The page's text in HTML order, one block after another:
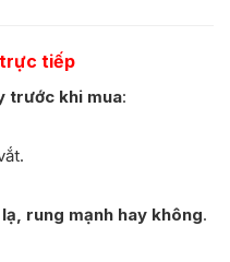
tiếp
trước khi mua:
rung mạnh hay không.